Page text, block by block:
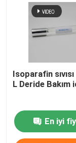
İzopar H Sıvısı
İzopar G Sıvısı
C13 16
Isoparafin
L Deride Bakım
En iyi